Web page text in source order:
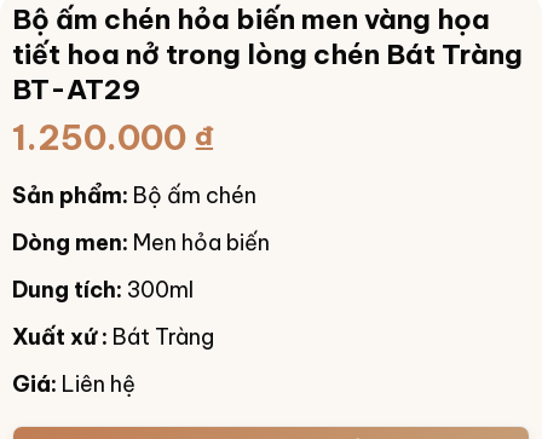
Bộ ấm chén hỏa biến men vàng họa
tiết hoa nở trong lòng chén Bát Tràng
BT-AT29
1.250.000 ₫
Sản phẩm: Bộ ấm chén
Dòng men: Men hỏa biến
Dung tích: 300ml
Xuất xứ : Bát Tràng
Giá: Liên hệ